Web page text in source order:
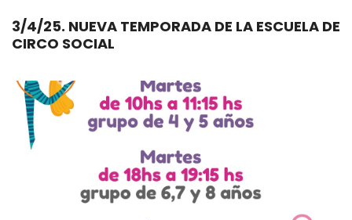
3/4/25. NUEVA TEMPORADA DE LA ESCUELA DE
CIRCO SOCIAL